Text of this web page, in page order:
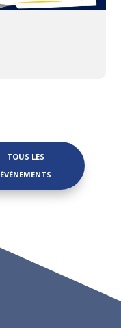
TOUS LES
ÉVÈNEMENTS